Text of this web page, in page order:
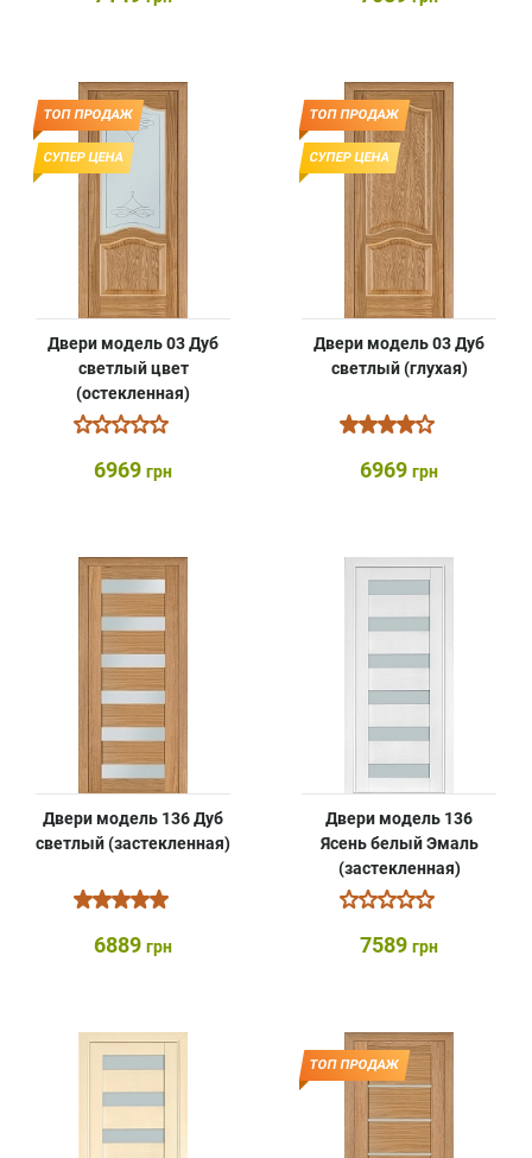
ТОП ПРОДАЖ
СУПЕР ЦЕНА
Двери модель 03 Дуб
светлый цвет
(остекленная)
6969 грн
ТОП ПРОДАЖ
СУПЕР ЦЕНА
Двери модель 03 Дуб
светлый (глухая)
6969 грн
Двери модель 136 Дуб
светлый (застекленная)
6889 грн
Двери модель 136
Ясень белый Эмаль
(застекленная)
7589 грн
ТОП ПРОДАЖ